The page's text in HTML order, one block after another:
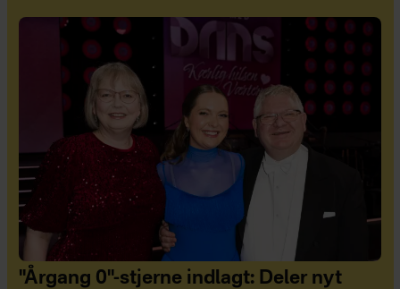
"Årgang 0"-stjerne indlagt: Deler nyt